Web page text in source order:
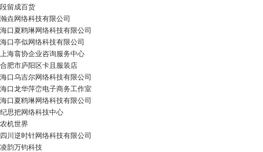
段留成百货
瀚垚网络科技有限公司
海口夏鸥琳网络科技有限公司
海口亭似网络科技有限公司
上海翕协企业咨询服务中心
合肥市庐阳区卡且服装店
海口乌吉尔网络科技有限公司
海口龙华萍峦电子商务工作室
海口夏鸥琳网络科技有限公司
纪思把网络科技中心
农机世界
四川逆时针网络科技有限公司
凌韵万钧科技